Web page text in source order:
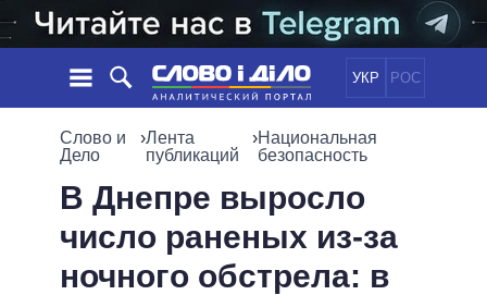
УКР РОС
НОВОСТИ
ЛЕНТА
СОБЫТИЯ
СТАТЬИ
МНЕНИЯ
ЭКОНОМИКА
ОБЩЕСТВО
МИР
ПОЛИТИКИ
ВСЕ ПОЛИТИКИИНФОГРАФИКА
Слово и
Дело
›Лента
публикаций
›Национальная
безопасность
В Днепре выросло
число раненых из-за
ночного обстрела: в